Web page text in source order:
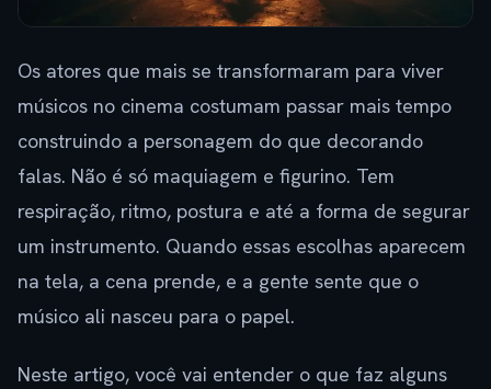
Os atores que mais se transformaram para viver
músicos no cinema costumam passar mais tempo
construindo a personagem do que decorando
falas. Não é só maquiagem e figurino. Tem
respiração, ritmo, postura e até a forma de segurar
um instrumento. Quando essas escolhas aparecem
na tela, a cena prende, e a gente sente que o
músico ali nasceu para o papel.
Neste artigo, você vai entender o que faz alguns